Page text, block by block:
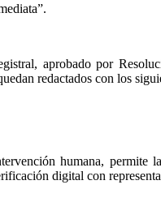
aprobado por
redactados con los
humana,
digital con